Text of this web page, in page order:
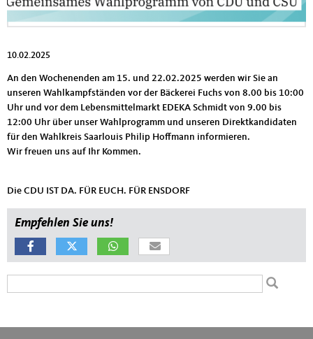
10.02.2025
An den Wochenenden am 15. und 22.02.2025 werden wir Sie an
unseren Wahlkampfständen vor der Bäckerei Fuchs von 8.00 bis 10:00
Uhr und vor dem Lebensmittelmarkt EDEKA Schmidt von 9.00 bis
12:00 Uhr über unser Wahlprogramm und unseren Direktkandidaten
für den Wahlkreis Saarlouis Philip Hoffmann informieren.
Wir freuen uns auf Ihr Kommen.
Die CDU IST DA. FÜR EUCH. FÜR ENSDORF
Empfehlen Sie uns!